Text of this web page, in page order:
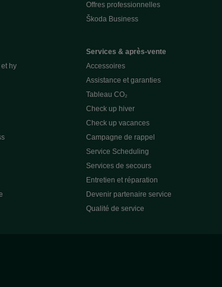
hy
Offres professionnelles
Škoda Business
Services & après-vente
Accessoires
Assistance et garanties
Tableau CO₂
Check up hiver
Check up vacances
Campagne de rappel
Service Scheduling
Services de secours
Entretien et réparation
Devenir partenaire service
Qualité de service